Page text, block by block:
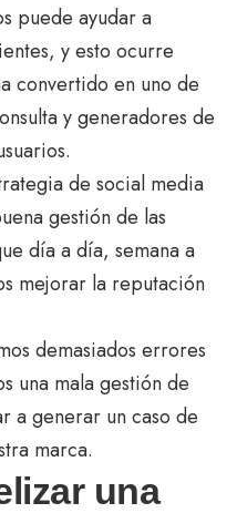
puede ayudar a
y esto ocurre
convertido en uno de
y generadores de
de social media
gestión de las
día a día, semana a
mejorar la reputación
demasiados errores
una mala gestión de
a generar un caso de
marca.
una